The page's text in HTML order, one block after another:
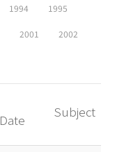
1994 1995
2001 2002
Date Subject